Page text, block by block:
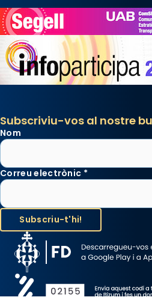
Subscriviu-vos al nostre
Nom
Correu electrònic *